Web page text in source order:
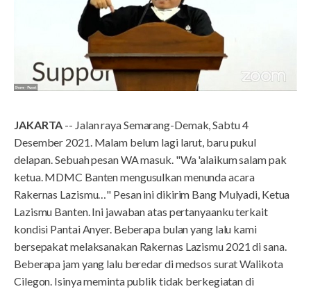
JAKARTA -- Jalan raya Semarang-Demak, Sabtu 4
Desember 2021. Malam belum lagi larut, baru pukul
delapan. Sebuah pesan WA masuk. "Wa 'alaikum salam pak
ketua. MDMC Banten mengusulkan menunda acara
Rakernas Lazismu…" Pesan ini dikirim Bang Mulyadi, Ketua
Lazismu Banten. Ini jawaban atas pertanyaanku terkait
kondisi Pantai Anyer. Beberapa bulan yang lalu kami
bersepakat melaksanakan Rakernas Lazismu 2021 di sana.
Beberapa jam yang lalu beredar di medsos surat Walikota
Cilegon. Isinya meminta publik tidak berkegiatan di